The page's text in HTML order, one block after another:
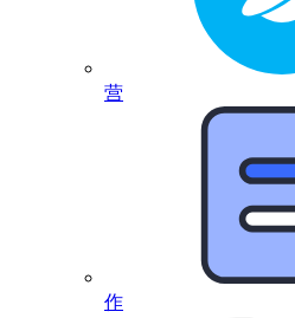
营
作